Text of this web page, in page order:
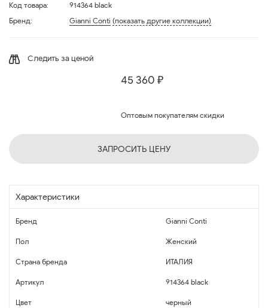
Код товара:
914364 black
Бренд:
Gianni Conti (показать другие коллекции)
Следить за ценой
45 360 ₽
Оптовым покупателям скидки
ЗАПРОСИТЬ ЦЕНУ
Характеристики
Бренд Gianni Conti
Пол Женский
Страна бренда ИТАЛИЯ
Артикул 914364 black
Цвет черный